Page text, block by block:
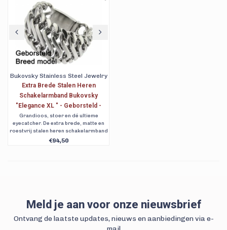
Bukovsky Stainless Steel Jewelry
Extra Brede Stalen Heren
Schakelarmband Bukovsky
"Elegance XL " - Geborsteld -
Vanaf € 94,50
Grandioos, stoer en dé ultieme
eyecatcher. De extra brede, matte en
roestvrij stalen heren schakelarmband
Bukovsky Elegance XL. Verkrijgbaar in 6
€94,50
Meld je aan voor onze nieuwsbrief
Ontvang de laatste updates, nieuws en aanbiedingen via e-